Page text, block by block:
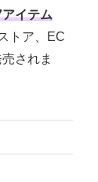
イテム
トア、EC
されま